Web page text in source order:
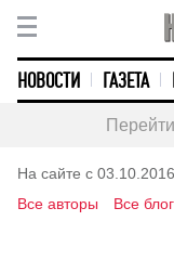
НОВОСТИ ГАЗЕТА
На сайте с 03.10.2016
Все авторы
Все